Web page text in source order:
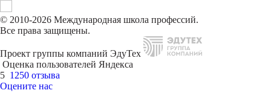
© 2010-2026 Международная школа профессий.
Все права защищены.
Проект группы компаний ЭдуТех
Оценка пользователей Яндекса
5 1250 отзыва
Оцените нас